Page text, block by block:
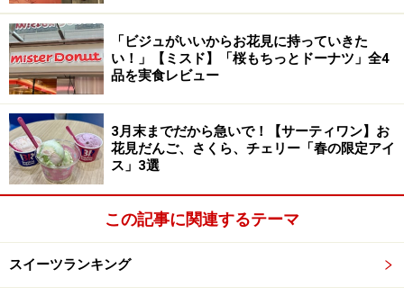
濃厚なヘーゼルナッツ風味のミルクチョコレートのガナ
ッシュを混ぜ込んだムースで、爽やかな柚子とマンダリ
ンのムース、柚子風味チョコレートのビスキュイを包ん
でいます。さらに軽いシナモン風味のビスキュイも加わ
り、幾重にも重なる様々な香りが一つにまとまり、思い
がけないハーモニーが生まれます。ヘーゼルナッツ風味
とシトラスの絶妙なコンビネーションが魅力です。
「ビジュがいいからお花見に持っていきた
い！」【ミスド】「桜もちっとドーナツ」全4
品を実食レビュー
3月末までだから急いで！【サーティワン】お
花見だんご、さくら、チェリー「春の限定アイ
ス」3選
この記事に関連するテーマ
スイーツランキング